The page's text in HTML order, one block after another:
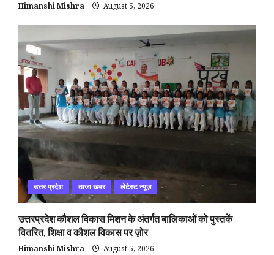
Himanshi Mishra August 5, 2026
उत्तर प्रदेश ताजा खबर लेटेस्ट न्यूज़
उत्तरप्रदेश कौशल विकास मिशन के अंतर्गत बालिकाओं को पुस्तकें
वितरित, शिक्षा व कौशल विकास पर ज़ोर
Himanshi Mishra August 5, 2026